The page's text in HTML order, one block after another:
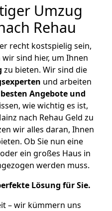
Umzug
Rehau
recht kostspielig sein,
sind hier, um Ihnen
zu bieten. Wir sind die
und arbeiten
Angebote und
wie wichtig es ist,
nach Rehau Geld zu
wir alles daran, Ihnen
Ob Sie nun eine
ein großes Haus in
werden muss.
Lösung für Sie.
– wir kümmern uns